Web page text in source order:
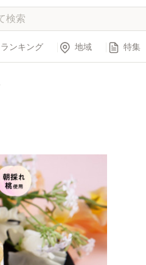
ランキング 地域 特集